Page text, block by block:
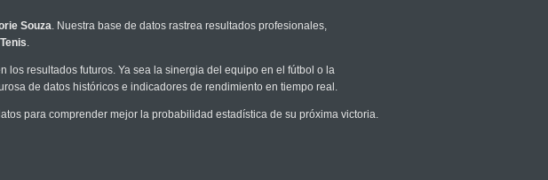
Souza. Nuestra base de datos rastrea resultados profesionales,
.
los resultados futuros. Ya sea la sinergia del equipo en el fútbol o la
de datos históricos e indicadores de rendimiento en tiempo real.
para comprender mejor la probabilidad estadística de su próxima victoria.